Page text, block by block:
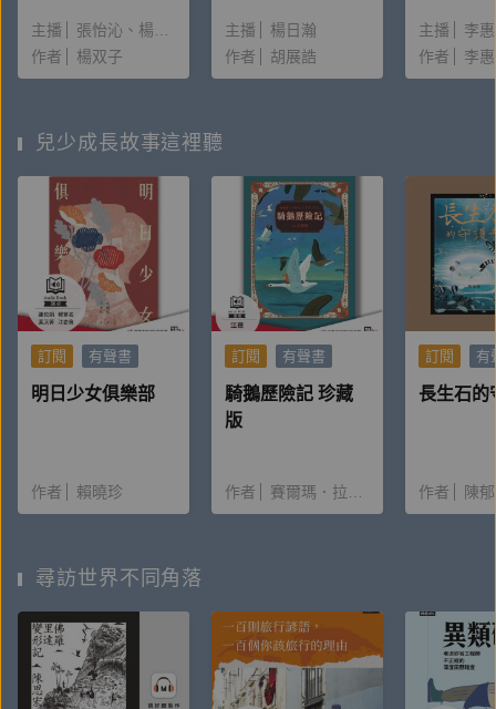
主播 張怡沁
楊双子
作者
楊双子
主播
楊日瀚
作者
胡展誥
主播
李
作者
李
兒少成長故事這裡聽
訂閱 有聲書
明日少女俱樂部
作者 賴曉珍
訂閱 有聲書
騎鵝歷險記 珍藏
版
作者 賽爾瑪．拉格洛夫 施養慧
訂閱 有
長生石的
作者 陳
尋訪世界不同角落